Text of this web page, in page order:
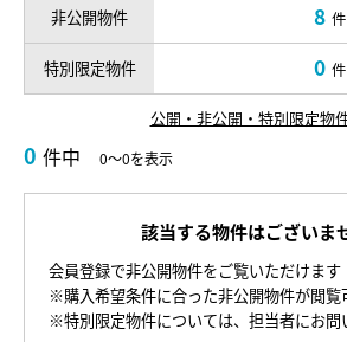
非公開物件 8 件
特別限定物件 0 件
公開・非公開・特別限定物
0 件中 0～0を表示
該当する物件はございま
会員登録で非公開物件をご覧いただけます
※購入希望条件に合った非公開物件が閲覧
※特別限定物件については、担当者にお問